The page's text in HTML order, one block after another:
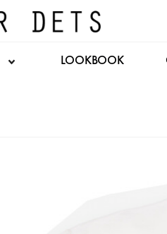
LOOKBOOK